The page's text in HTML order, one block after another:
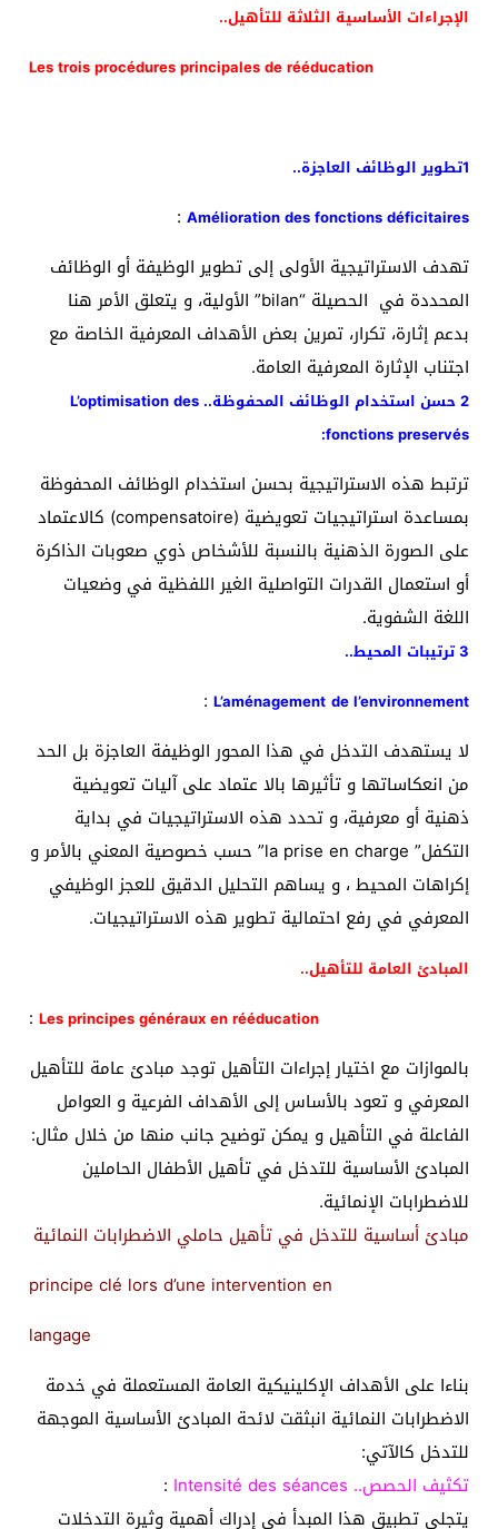
الإجراءات الأساسية الثلاثة للتأهيل..
Les trois procédures principales de rééducation
1تطوير الوظائف العاجزة..
Amélioration des fonctions déficitaires
:
تهدف الاستراتيجية الأولى إلى تطوير الوظيفة أو الوظائف
المحددة في الحصيلة “bilan” الأولية، و يتعلق الأمر هنا
بدعم إثارة، تكرار، تمرين بعض الأهداف المعرفية الخاصة مع
اجتناب الإثارة المعرفية العامة.
2 حسن استخدام الوظائف المحفوظة.. L’optimisation des
fonctions preservés:
ترتبط هذه الاستراتيجية بحسن استخدام الوظائف المحفوظة
بمساعدة استراتيجيات تعويضية (compensatoire) كالاعتماد
على الصورة الذهنية بالنسبة للأشخاص ذوي صعوبات الذاكرة
أو استعمال القدرات التواصلية الغير اللفظية في وضعيات
اللغة الشفوية.
3 ترتيبات المحيط..
L’aménagement de l’environnement
:
لا يستهدف التدخل في هذا المحور الوظيفة العاجزة بل الحد
من انعكاساتها و تأثيرها بالا عتماد على آليات تعويضية
ذهنية أو معرفية، و تحدد هذه الاستراتيجيات في بداية
التكفل” la prise en charge” حسب خصوصية المعني بالأمر و
إكراهات المحيط ، و يساهم التحليل الدقيق للعجز الوظيفي
المعرفي في رفع احتمالية تطوير هذه الاستراتيجيات.
المبادئ العامة للتأهيل..
Les principes généraux en rééducation
:
بالموازات مع اختيار إجراءات التأهيل توجد مبادئ عامة للتأهيل
المعرفي و تعود بالأساس إلى الأهداف الفرعية و العوامل
الفاعلة في التأهيل و يمكن توضيح جانب منها من خلال مثال:
المبادئ الأساسية للتدخل في تأهيل الأطفال الحاملين
للاضطرابات الإنمائية.
مبادئ أساسية للتدخل في تأهيل حاملي الاضطرابات النمائية
principe clé lors d’une intervention en
langage
بناءا على الأهداف الإكلينيكية العامة المستعملة في خدمة
الاضطرابات النمائية انبثقت لائحة المبادئ الأساسية الموجهة
للتدخل كالآتي:
تكثيف الحصص.. Intensité des séances
:
يتجلى تطبيق هذا المبدأ في إدراك أهمية وثيرة التدخلات